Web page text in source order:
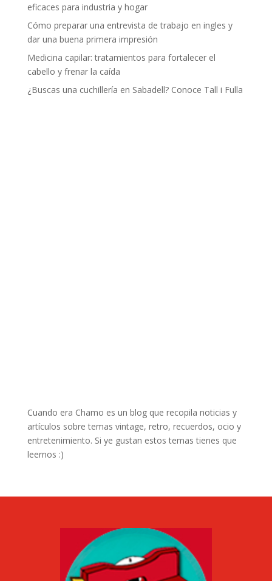
eficaces para industria y hogar
Cómo preparar una entrevista de trabajo en ingles y
dar una buena primera impresión
Medicina capilar: tratamientos para fortalecer el
cabello y frenar la caída
¿Buscas una cuchillería en Sabadell? Conoce Tall i Fulla
Cuando era Chamo es un blog que recopila noticias y
artículos sobre temas vintage, retro, recuerdos, ocio y
entretenimiento. Si ye gustan estos temas tienes que
leernos :)